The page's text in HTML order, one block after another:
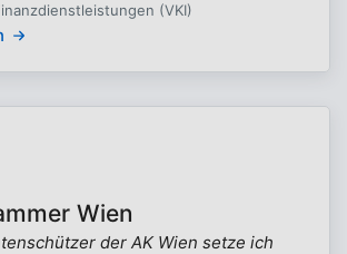
(VKI)
Wien
der AK Wien setze ich